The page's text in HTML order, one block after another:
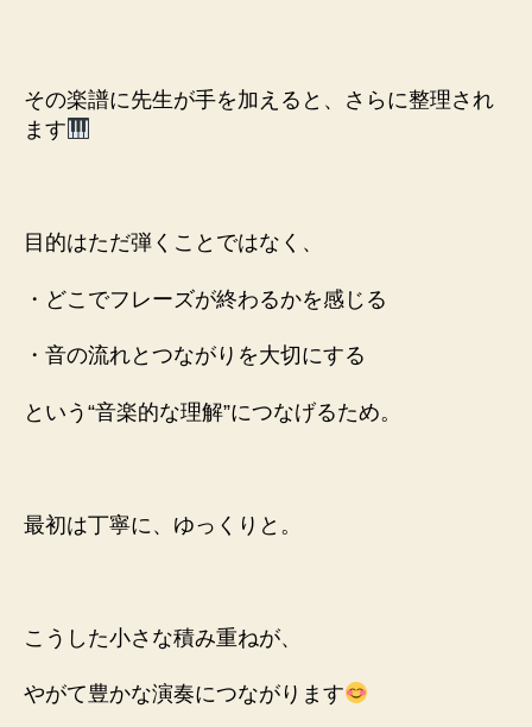
その楽譜に先生が手を加えると、 さらに整理され
ます
目的はただ弾くことではなく、
・どこでフレーズが終わるかを感じる
・音の流れとつながりを大切にする
という“音楽的な理解”につなげるため。
最初は丁寧に、ゆっくりと。
こうした小さな積み重ねが、
やがて豊かな演奏につながります